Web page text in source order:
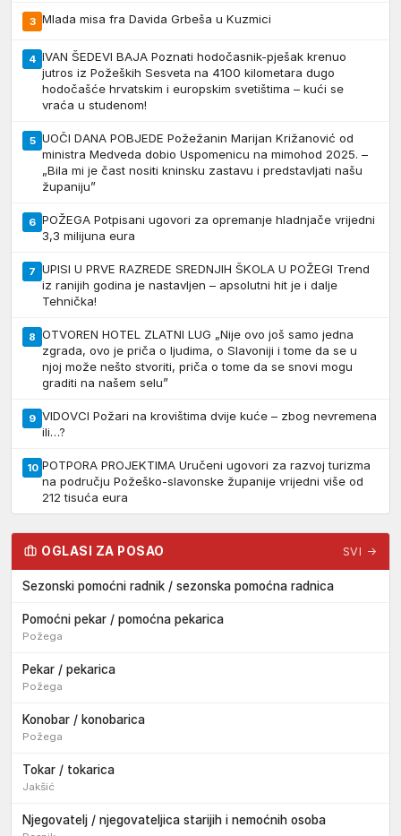
3 Mlada misa fra Davida Grbeša u Kuzmici
4 IVAN ŠEDEVI BAJA Poznati hodočasnik-pješak krenuo
jutros iz Požeških Sesveta na 4100 kilometara dugo
hodočašće hrvatskim i europskim svetištima – kući se
vraća u studenom!
5 UOČI DANA POBJEDE Požežanin Marijan Križanović od
ministra Medveda dobio Uspomenicu na mimohod 2025. –
„Bila mi je čast nositi kninsku zastavu i predstavljati našu
županiju”
6 POŽEGA Potpisani ugovori za opremanje hladnjače vrijedni
3,3 milijuna eura
7 UPISI U PRVE RAZREDE SREDNJIH ŠKOLA U POŽEGI Trend
iz ranijih godina je nastavljen – apsolutni hit je i dalje
Tehnička!
8 OTVOREN HOTEL ZLATNI LUG „Nije ovo još samo jedna
zgrada, ovo je priča o ljudima, o Slavoniji i tome da se u
njoj može nešto stvoriti, priča o tome da se snovi mogu
graditi na našem selu”
9 VIDOVCI Požari na krovištima dvije kuće – zbog nevremena
ili…?
10 POTPORA PROJEKTIMA Uručeni ugovori za razvoj turizma
na području Požeško-slavonske županije vrijedni više od
212 tisuća eura
OGLASI ZA POSAO SVI →
Sezonski pomoćni radnik / sezonska pomoćna radnica
Pomoćni pekar / pomoćna pekarica
Požega
Pekar / pekarica
Požega
Konobar / konobarica
Požega
Tokar / tokarica
Jakšić
Njegovatelj / njegovateljica starijih i nemoćnih osoba